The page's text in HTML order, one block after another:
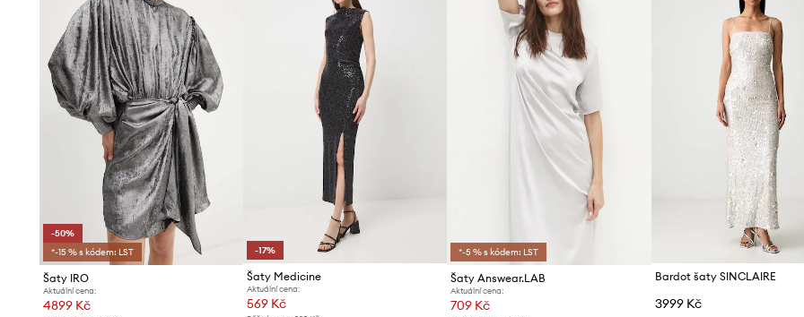
-50%
*-15 % s kódem: LST
Šaty IRO
Aktuální cena:
4899 Kč
-17%
Šaty Medicine
Aktuální cena:
569 Kč
*-5 % s kódem: LST
Šaty Answear.LAB
Aktuální cena:
709 Kč
Bardot šaty SINCLAIRE
3999 Kč